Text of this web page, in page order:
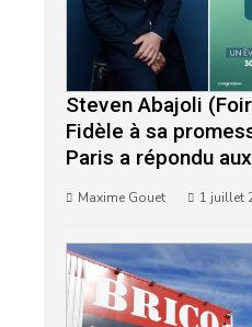
Steven Abajoli
Fidèle à sa
Paris a répondu
Maxime Gouet 1 juillet